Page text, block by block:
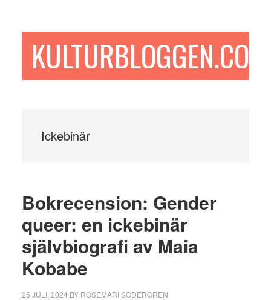
sidofältetKULTURBLOGGEN.COM
Ickebinär
Bokrecension: Gender
queer: en ickebinär
självbiografi av Maia
Kobabe
25 JULI, 2024 BY ROSEMARI SÖDERGREN